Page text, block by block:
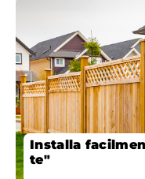
Installa
te"